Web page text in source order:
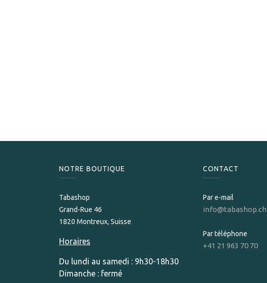
NOTRE BOUTIQUE
Tabashop
Grand-Rue 46
1820 Montreux, Suisse
Horaires
Du lundi au samedi : 9h30-18h30
Dimanche : fermé
CONTACT
Par e-mail
info@tabashop.ch
Par téléphone
+41 21 963 70 70